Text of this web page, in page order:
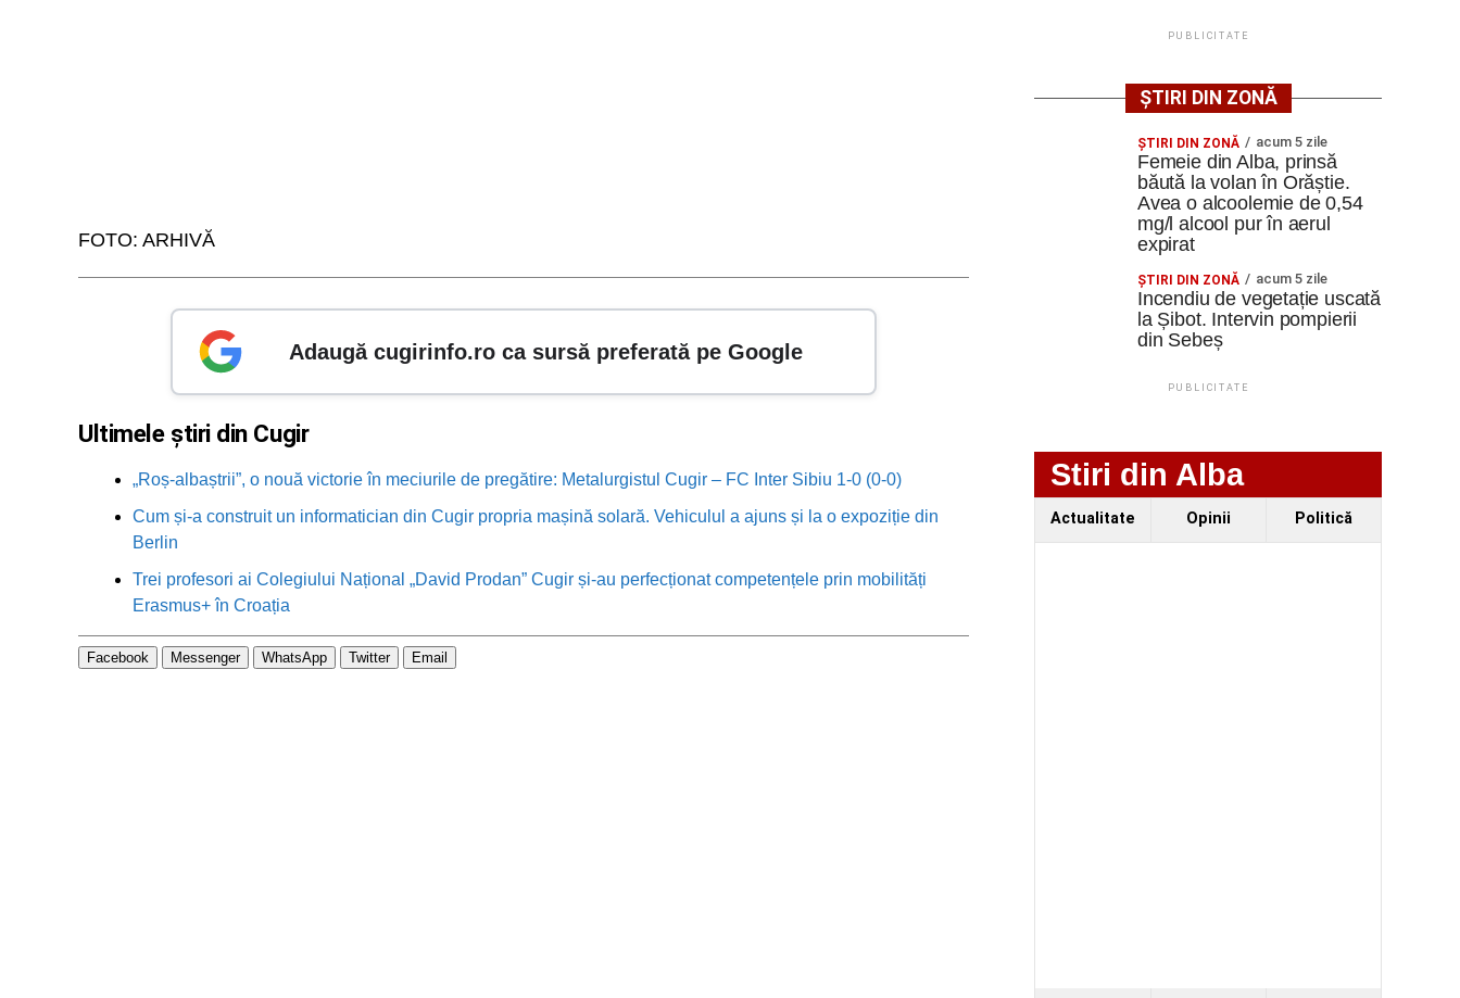
FOTO: ARHIVĂ
Adaugă cugirinfo.ro ca sursă preferată pe Google
Ultimele știri din Cugir
„Roș-albaștrii”, o nouă victorie în meciurile de pregătire: Metalurgistul Cugir – FC Inter Sibiu 1-0 (0-0)
Cum și-a construit un informatician din Cugir propria mașină solară. Vehiculul a ajuns și la o expoziție din
Berlin
Trei profesori ai Colegiului Național „David Prodan” Cugir și-au perfecționat competențele prin mobilități
Erasmus+ în Croația
Facebook Messenger WhatsApp Twitter Email
PUBLICITATE
ȘTIRI DIN ZONĂ
ŞTIRI DIN ZONĂ acum 5 zile
Femeie din Alba, prinsă
băută la volan în Orăștie.
Avea o alcoolemie de 0,54
mg/l alcool pur în aerul
expirat
ŞTIRI DIN ZONĂ acum 5 zile
Incendiu de vegetație uscată
la Șibot. Intervin pompierii
din Sebeș
PUBLICITATE
Stiri din Alba
Actualitate Opinii Politică